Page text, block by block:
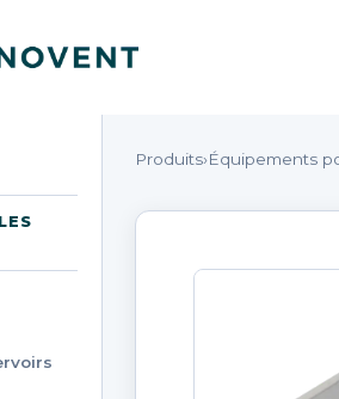
Produits›Équipements